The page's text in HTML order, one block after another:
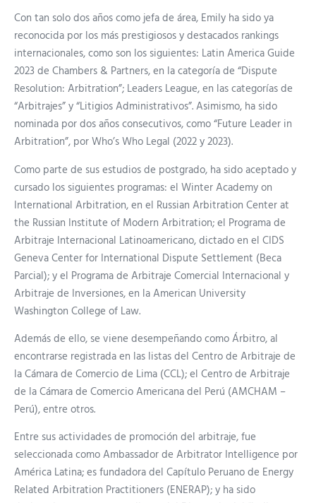
Con tan solo dos años como jefa de área, Emily ha sido ya
reconocida por los más prestigiosos y destacados rankings
internacionales, como son los siguientes: Latin America Guide
2023 de Chambers & Partners, en la categoría de “Dispute
Resolution: Arbitration”; Leaders League, en las categorías de
“Arbitrajes” y “Litigios Administrativos”. Asimismo, ha sido
nominada por dos años consecutivos, como “Future Leader in
Arbitration”, por Who’s Who Legal (2022 y 2023).
Como parte de sus estudios de postgrado, ha sido aceptado y
cursado los siguientes programas: el Winter Academy on
International Arbitration, en el Russian Arbitration Center at
the Russian Institute of Modern Arbitration; el Programa de
Arbitraje Internacional Latinoamericano, dictado en el CIDS
Geneva Center for International Dispute Settlement (Beca
Parcial); y el Programa de Arbitraje Comercial Internacional y
Arbitraje de Inversiones, en la American University
Washington College of Law.
Además de ello, se viene desempeñando como Árbitro, al
encontrarse registrada en las listas del Centro de Arbitraje de
la Cámara de Comercio de Lima (CCL); el Centro de Arbitraje
de la Cámara de Comercio Americana del Perú (AMCHAM –
Perú), entre otros.
Entre sus actividades de promoción del arbitraje, fue
seleccionada como Ambassador de Arbitrator Intelligence por
América Latina; es fundadora del Capítulo Peruano de Energy
Related Arbitration Practitioners (ENERAP); y ha sido